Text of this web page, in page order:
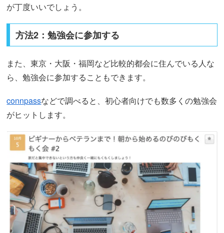
が丁度いいでしょう。
方法2：勉強会に参加する
また、東京・大阪・福岡など比較的都会に住んでいる人な
ら、勉強会に参加することもできます。
connpassなどで調べると、初心者向けでも数多くの勉強会
がヒットします。